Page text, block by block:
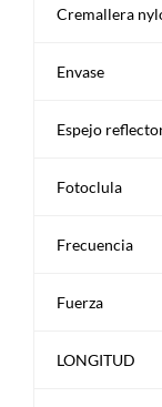
Cremallera
Envase
Espejo
Fotoclula
Frecuencia
Fuerza
LONGITUD